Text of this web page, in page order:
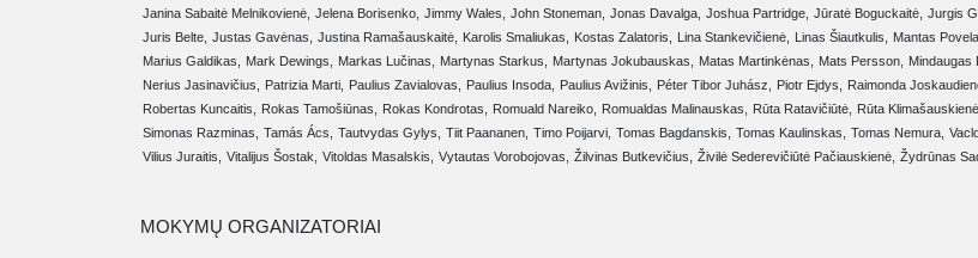
Janina Sabaitė Melnikovienė, Jelena Borisenko, Jimmy Wales, John Stoneman, Jonas Davalga, Joshua Partridge, Jūratė Boguckaitė, Jurgis
Juris Belte, Justas Gavėnas, Justina Ramašauskaitė, Karolis Smaliukas, Kostas Zalatoris, Lina Stankevičienė, Linas Šiautkulis, Mantas
Marius Galdikas,
Mark Dewings, Markas Lučinas, Martynas Starkus, Martynas Jokubauskas, Matas Martinkėnas, Mats Persson, Mindaugas
Nerius Jasinavičius,
Patrizia Marti, Paulius Zavialovas, Paulius Insoda, Paulius Avižinis, Péter Tibor Juhász, Piotr Ejdys, Raimonda
Robertas Kuncaitis,
Rokas Tamošiūnas, Rokas Kondrotas, Romuald Nareiko, Romualdas Malinauskas, Rūta Ratavičiūtė, Rūta Klimašauskienė,
Simonas Razminas,
Tamás Ács, Tautvydas Gylys, Tiit Paananen, Timo Poijarvi, Tomas Bagdanskis, Tomas Kaulinskas, Tomas Nemura,
Vilius Juraitis,
Vitalijus Šostak, Vitoldas Masalskis, Vytautas Vorobojovas, Žilvinas Butkevičius, Živilė Sederevičiūtė Pačiauskienė, Žydrūnas
MOKYMŲ ORGANIZATORIAI